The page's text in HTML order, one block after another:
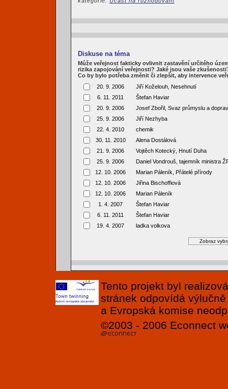
Diskuse na téma
Může veřejnost fakticky ovlivnit zastavění určitého
rizika zapojování veřejnosti? Jaké jsou vaše
Co by bylo potřeba změnit či zlepšit, aby intervence
20. 9. 2006
Jiří Koželouh, Nesehnutí
6. 11. 2011
Štefan Haviar
20. 9. 2006
Josef Zbořil, Svaz průmyslu a
25. 9. 2006
Jiří Nezhyba
22. 4. 2010
chemik
30. 11. 2010
Alena Dostálová
21. 9. 2006
Vojtěch Kotecký, Hnutí Duha
25. 9. 2006
Daniel Vondrouš, tajemník ministra
12. 10. 2006
Marian Páleník, Přátelé přírody
12. 10. 2006
Jiřina Bischoffiová
12. 10. 2006
Marian Páleník
1. 4. 2007
Štefan Haviar
6. 11. 2011
Štefan Haviar
19. 4. 2007
ladka volkova
Tento projekt byl
stránek odpovídá
a Evropská komise
©2003 - 2006 Econnect